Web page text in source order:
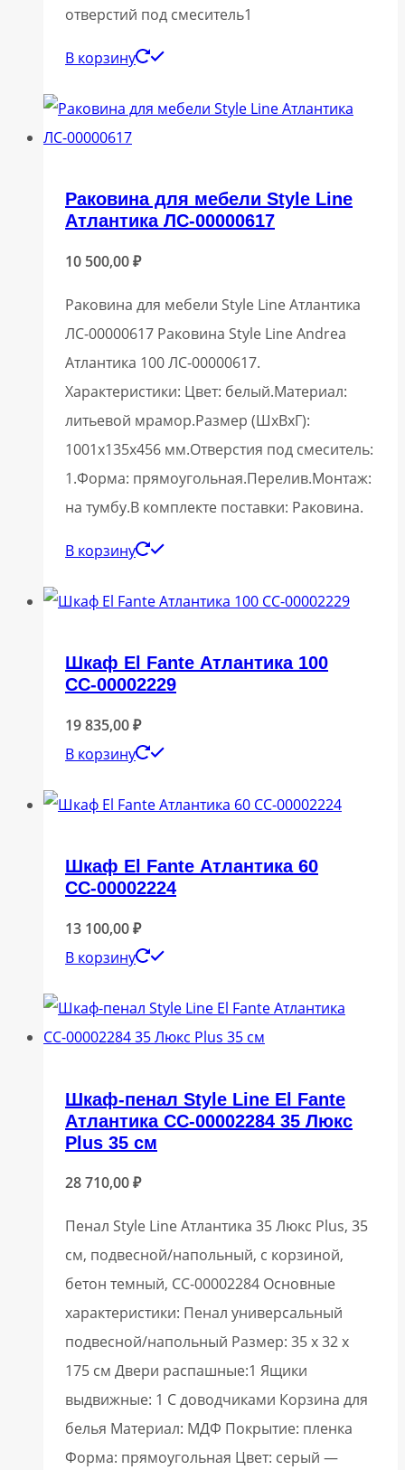
отверстий под смеситель1
В корзину
Раковина для мебели Style Line
Атлантика ЛС-00000617
10 500,00₽
Раковина для мебели Style Line Атлантика
ЛС-00000617 Раковина Style Line Andrea
Атлантика 100 ЛС-00000617.
Характеристики: Цвет: белый.Материал:
литьевой мрамор.Размер (ШхВхГ):
1001х135х456 мм.Отверстия под смеситель:
1.Форма: прямоугольная.Перелив.Монтаж:
на тумбу.В комплекте поставки: Раковина.
В корзину
Шкаф El Fante Атлантика 100
СС-00002229
19 835,00₽
В корзину
Шкаф El Fante Атлантика 60
СС-00002224
13 100,00₽
В корзину
Шкаф-пенал Style Line El Fante
Атлантика СС-00002284 35 Люкс
Plus 35 см
28 710,00₽
Пенал Style Line Атлантика 35 Люкс Plus, 35
см, подвесной/напольный, с корзиной,
бетон темный, СС-00002284 Основные
характеристики: Пенал универсальный
подвесной/напольный Размер: 35 x 32 x
175 см Двери распашные:1 Ящики
выдвижные: 1 С доводчиками Корзина для
белья Материал: МДФ Покрытие: пленка
Форма: прямоугольная Цвет: серый —